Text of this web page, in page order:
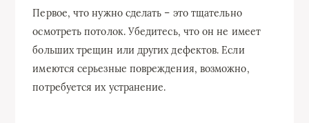
Первое, что нужно сделать – это тщательно
осмотреть потолок. Убедитесь, что он не имеет
больших трещин или других дефектов. Если
имеются серьезные повреждения, возможно,
потребуется их устранение.